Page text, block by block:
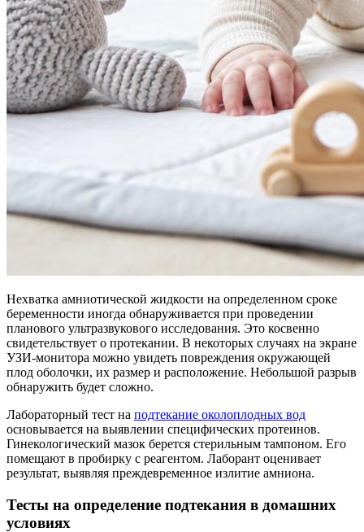
Нехватка амниотической жидкости на определенном сроке
беременности иногда обнаруживается при проведении
планового ультразвукового исследования. Это косвенно
свидетельствует о протекании. В некоторых случаях на экране
УЗИ-монитора можно увидеть повреждения окружающей
плод оболочки, их размер и расположение. Небольшой разрыв
обнаружить будет сложно.
Лабораторный тест на подтекание околоплодных вод
основывается на выявлении специфических протеинов.
Гинекологический мазок берется стерильным тампоном. Его
помещают в пробирку с реагентом. Лаборант оценивает
результат, выявляя преждевременное излитие амниона.
Тесты на определение подтекания в домашних
условиях